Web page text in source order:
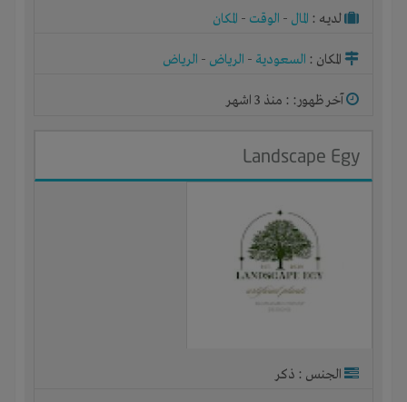
لديـه : المال - الوقت - المكان
المكان : السعودية - الرياض - الرياض
آخر ظهور: : منذ 3 اشهر
Landscape Egy
الجنس : ذكر